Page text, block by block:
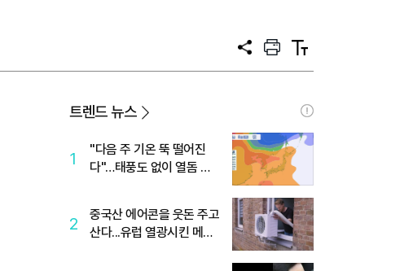
공
프
트
텍
트
트렌드 뉴스
1
"다음 주 기온 뚝 떨어진
다"…태풍도 없이 열돔 박
2
중국산 에어콘을 웃돈 주고
산다...유럽 열광시킨 메이